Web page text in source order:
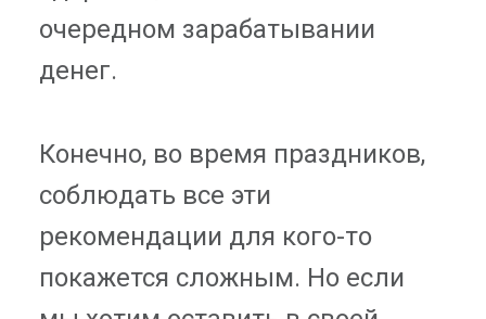
очередном зарабатывании
денег.
Конечно, во время праздников,
соблюдать все эти
рекомендации для кого-то
покажется сложным. Но если